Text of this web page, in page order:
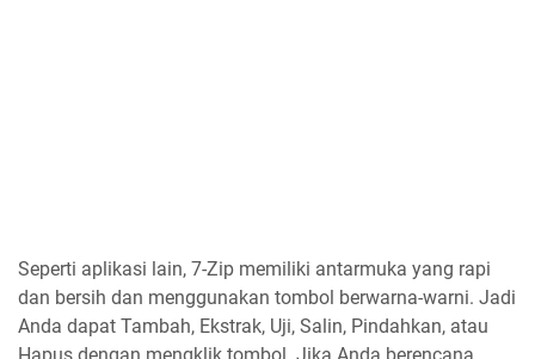
Seperti aplikasi lain, 7-Zip memiliki antarmuka yang rapi
dan bersih dan menggunakan tombol berwarna-warni. Jadi
Anda dapat Tambah, Ekstrak, Uji, Salin, Pindahkan, atau